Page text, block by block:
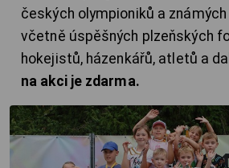
českých olympioniků a
včetně úspěšných plzeňských
hokejistů, házenkářů, atletů a
na akci je zdarma.